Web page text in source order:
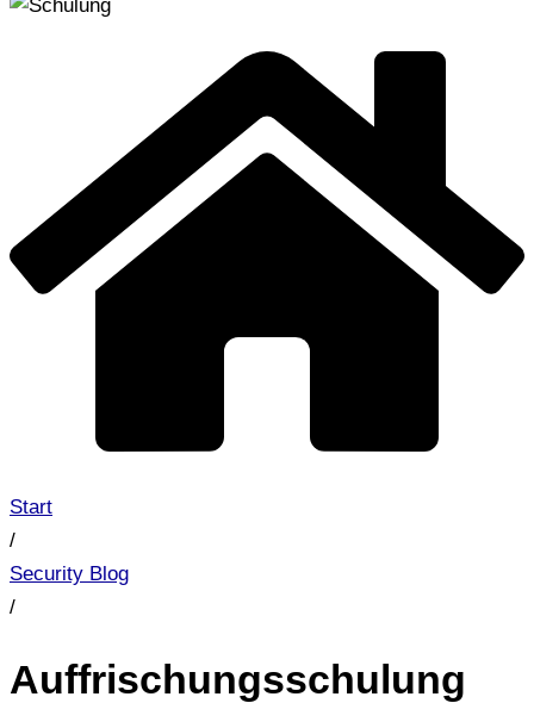
Start
/
Security Blog
/
Auffrischungsschulung